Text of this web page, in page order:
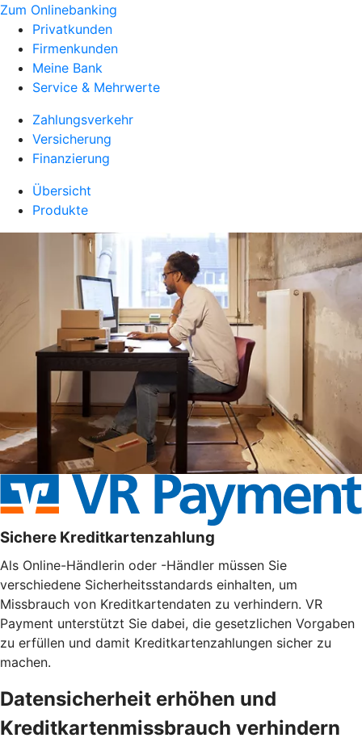
Zum Onlinebanking
Privatkunden
Firmenkunden
Meine Bank
Service & Mehrwerte
Zahlungsverkehr
Versicherung
Finanzierung
Übersicht
Produkte
Sichere Kreditkartenzahlung
Als Online-Händlerin oder -Händler müssen Sie
verschiedene Sicherheitsstandards einhalten, um
Missbrauch von Kreditkartendaten zu verhindern. VR
Payment unterstützt Sie dabei, die gesetzlichen Vorgaben
zu erfüllen und damit Kreditkartenzahlungen sicher zu
machen.
Datensicherheit erhöhen und
Kreditkartenmissbrauch verhindern